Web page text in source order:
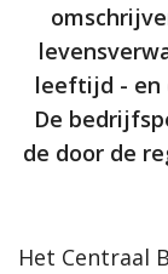
leeftijd - en
De
de door de
Het Centraal